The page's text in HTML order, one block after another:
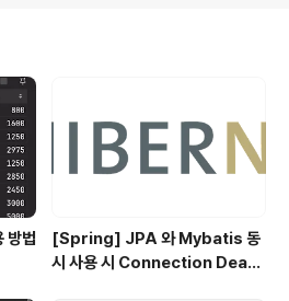
를 누르면
보이게 된다.
법
[Spring] JPA 와 Mybatis 동
시 사용 시 Connection Deadl